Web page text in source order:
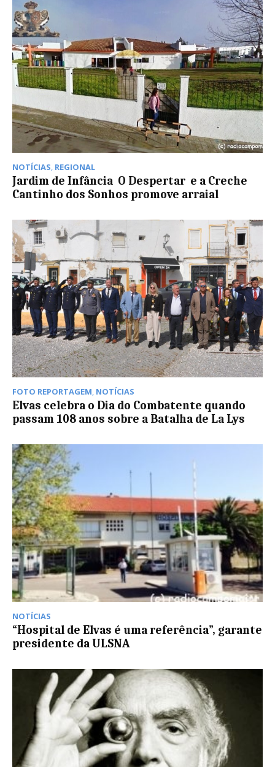
NOTÍCIAS, REGIONAL
Jardim de Infância  O Despertar  e a Creche 
Cantinho dos Sonhos promove arraial
FOTO REPORTAGEM, NOTÍCIAS
Elvas celebra o Dia do Combatente quando
passam 108 anos sobre a Batalha de La Lys
NOTÍCIAS
“Hospital de Elvas é uma referência”, garante
presidente da ULSNA